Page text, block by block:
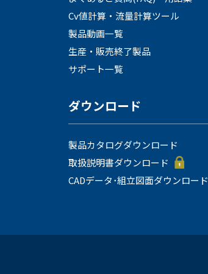
Cv値計算・流量計算ツール
製品動画一覧
生産・販売終了製品
サポート一覧
ダウンロード
製品カタログダウンロード
取扱説明書ダウンロード
CADデータ･組立図面ダウンロード